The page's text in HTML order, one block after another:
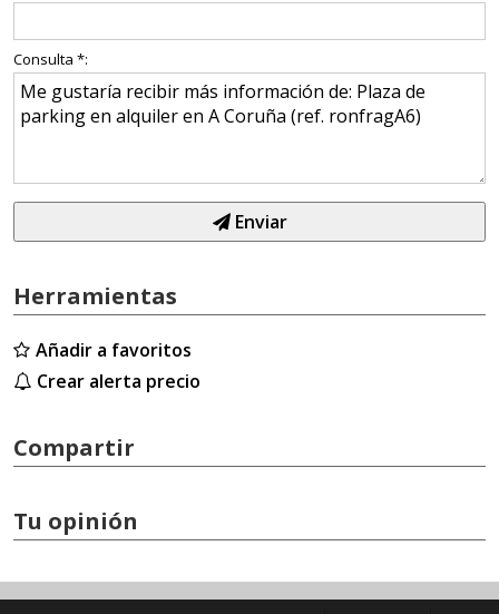
Consulta *:
Enviar
Herramientas
Añadir a favoritos
Crear alerta precio
Compartir
Tu opinión